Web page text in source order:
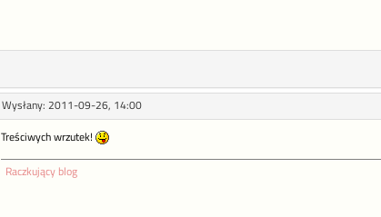
Wysłany: 2011-09-26, 14:00
Treściwych wrzutek!
Raczkujący blog